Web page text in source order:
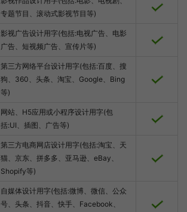
专题节目、滚动式影视节目等)
影视广告设计用字(包括:电视广告、电影
广告、短视频广告、宣传片等)
第三方网络平台设计用字(包括:百度、搜
狗、360、头条、淘宝、Google、Bing
等)
网站、H5应用或小程序设计用字(包
括:UI、插图、广告等)
第三方电商网店设计用字(包括:淘宝、天
猫、京东、拼多多、亚马逊、eBay、
Shopify等)
自媒体设计用字(包括:微博、微信、公众
号、头条、抖音、快手、Facebook、